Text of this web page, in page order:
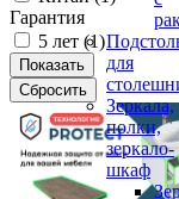
для
Зеркала,
полки,
зеркало-
шкаф
Гарантия
5 лет (1)